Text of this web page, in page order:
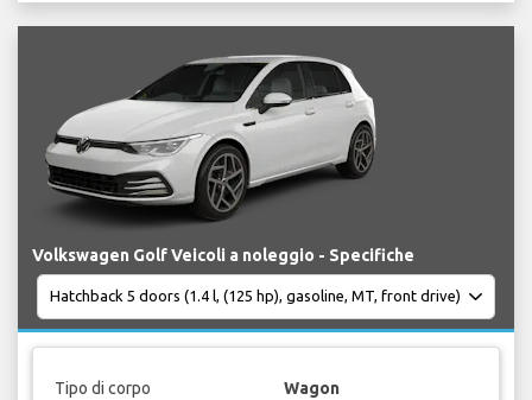
Volkswagen Golf Veicoli a noleggio - Specifiche
Tipo di corpo Wagon